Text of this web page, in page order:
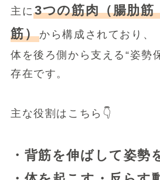
主に3つの筋肉（腸肋筋
筋）から構成されており、
体を後ろ側から支える“姿勢
存在です。
主な役割はこちら👇
・背筋を伸ばして姿勢